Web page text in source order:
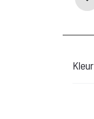
Kleur